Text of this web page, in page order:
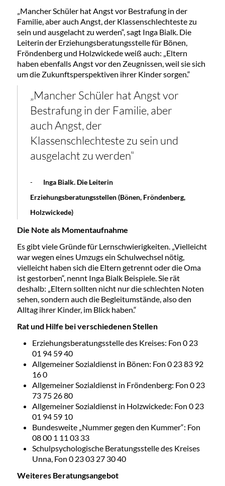
„Mancher Schüler hat Angst vor Bestrafung in der
Familie, aber auch Angst, der Klassenschlechteste zu
sein und ausgelacht zu werden“, sagt Inga Bialk. Die
Leiterin der Erziehungsberatungsstelle für Bönen,
Fröndenberg und Holzwickede weiß auch: „Eltern
haben ebenfalls Angst vor den Zeugnissen, weil sie sich
um die Zukunftsperspektiven ihrer Kinder sorgen.“
„Mancher Schüler hat Angst vor
Bestrafung in der Familie, aber
auch Angst, der
Klassenschlechteste zu sein und
ausgelacht zu werden“
-
Inga Bialk. Die Leiterin
Erziehungsberatungsstellen (Bönen, Fröndenberg,
Holzwickede)
Die Note als Momentaufnahme
Es gibt viele Gründe für Lernschwierigkeiten. „Vielleicht
war wegen eines Umzugs ein Schulwechsel nötig,
vielleicht haben sich die Eltern getrennt oder die Oma
ist gestorben“, nennt Inga Bialk Beispiele. Sie rät
deshalb: „Eltern sollten nicht nur die schlechten Noten
sehen, sondern auch die Begleitumstände, also den
Alltag ihrer Kinder, im Blick haben.“
Rat und Hilfe bei verschiedenen Stellen
Erziehungsberatungsstelle des Kreises: Fon 0 23
01 94 59 40
Allgemeiner Sozialdienst in Bönen: Fon 0 23 83 92
16 0
Allgemeiner Sozialdienst in Fröndenberg: Fon 0 23
73 75 26 80
Allgemeiner Sozialdienst in Holzwickede: Fon 0 23
01 94 59 10
Bundesweite „Nummer gegen den Kummer“: Fon
08 00 1 11 03 33
Schulpsychologische Beratungsstelle des Kreises
Unna, Fon 0 23 03 27 30 40
Weiteres Beratungsangebot